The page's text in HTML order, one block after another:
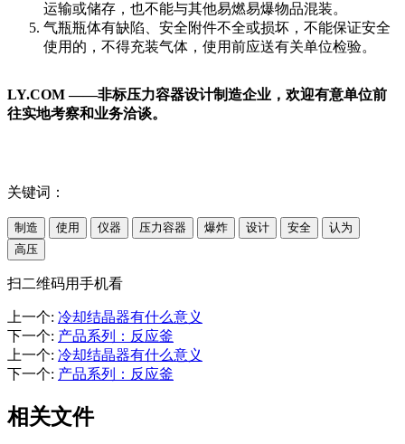
运输或储存，也不能与其他易燃易爆物品混装。
气瓶瓶体有缺陷、安全附件不全或损坏，不能保证安全
使用的，不得充装气体，使用前应送有关单位检验。
LY.COM ——非标压力容器设计制造企业，欢迎有意单位前
往实地考察和业务洽谈。
关键词：
制造 使用 仪器 压力容器 爆炸 设计 安全
认为
高压
扫二维码用手机看
上一个: 冷却结晶器有什么意义
下一个: 产品系列：反应釜
上一个: 冷却结晶器有什么意义
下一个: 产品系列：反应釜
相关文件